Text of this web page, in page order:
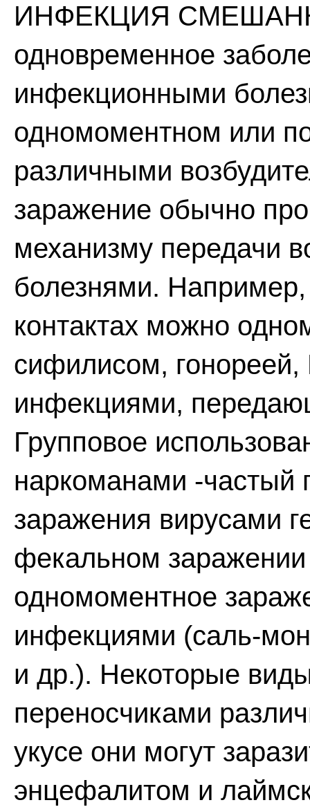
ИНФЕКЦИЯ
одновременное
инфекционными
одномоментном или
различными
заражение обычно
механизму передачи
болезнями.
контактах можно
сифилисом,
инфекциями,
Групповое
наркоманами -частый
заражения вирусами
фекальном
одномоментное
инфекциями (саль-
и др.). Некоторые
переносчиками
укусе они могут
энцефалитом и